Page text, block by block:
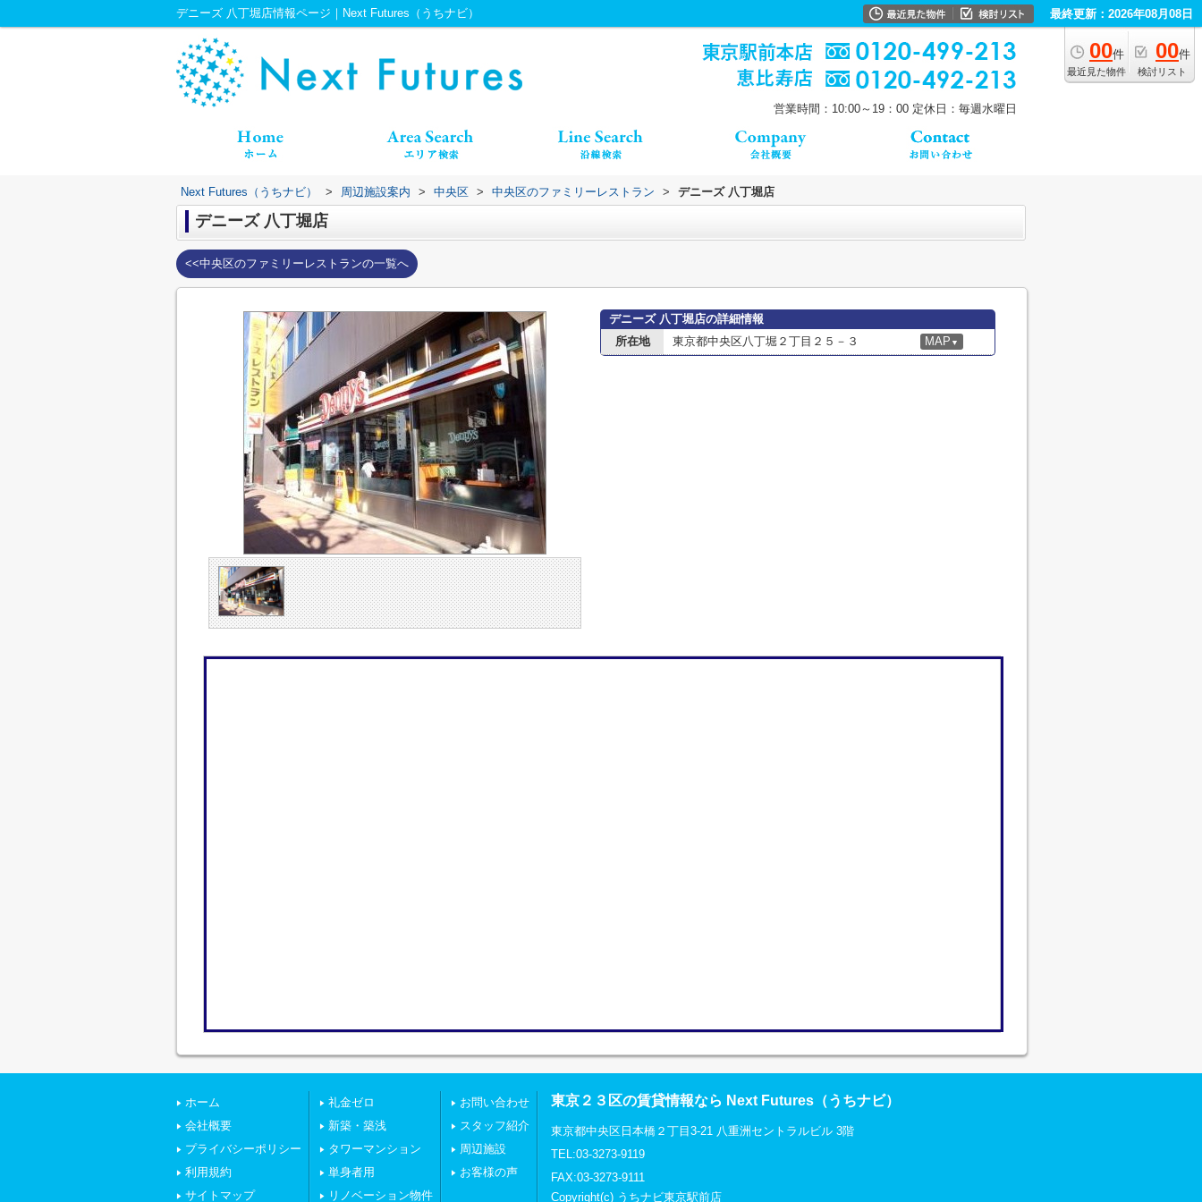
デニーズ 八丁堀店情報ページ｜Next Futures（うちナビ） 最終更新：2026年08月08日
00件
最近見た物件
00件
検討リスト
営業時間：10:00～19：00 定休日：毎週水曜日
Next Futures（うちナビ） > 周辺施設案内 > 中央区 > 中央区のファミリーレストラン > デニーズ 八丁堀店
デニーズ 八丁堀店
<<中央区のファミリーレストランの一覧へ
デニーズ 八丁堀店の詳細情報
所在地
東京都中央区八丁堀２丁目２５－３ MAP ▼
ホーム
会社概要
プライバシーポリシー
利用規約
サイトマップ
礼金ゼロ
新築・築浅
タワーマンション
単身者用
リノベーション物件
お問い合わせ
スタッフ紹介
周辺施設
お客様の声
東京２３区の賃貸情報なら Next Futures（うちナビ）
東京都中央区日本橋２丁目3-21 八重洲セントラルビル 3階
TEL:03-3273-9119
FAX:03-3273-9111
Copyright(c) うちナビ東京駅前店